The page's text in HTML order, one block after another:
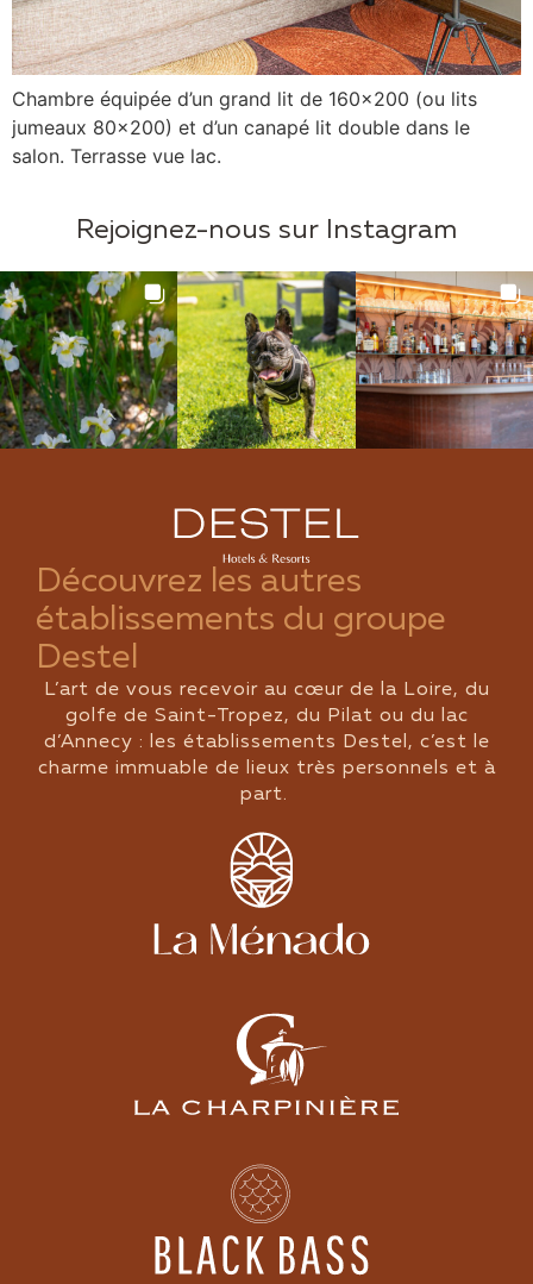
Chambre équipée d’un grand lit de 160×200 (ou lits
jumeaux 80×200) et d’un canapé lit double dans le
salon. Terrasse vue lac.
Rejoignez-nous sur Instagram
Découvrez les autres
établissements du groupe
Destel
L’art de vous recevoir au cœur de la Loire, du
golfe de Saint-Tropez, du Pilat ou du lac
d’Annecy : les établissements Destel, c’est le
charme immuable de lieux très personnels et à
part.